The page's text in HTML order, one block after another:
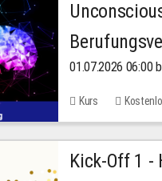
2026
01.07.2026 06:00
Kurs
Kick-Off 1 -